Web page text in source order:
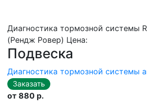
Диагностика тормозной системы
(Рендж Ровер) Цена:
Подвеска
Диагностика тормозной системы
от 880 р.